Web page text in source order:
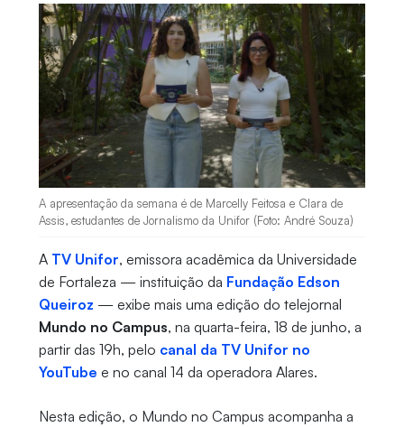
A apresentação da semana é de Marcelly Feitosa e Clara de
Assis, estudantes de Jornalismo da Unifor (Foto: André Souza)
A TV Unifor, emissora acadêmica da Universidade
de Fortaleza — instituição da Fundação Edson
Queiroz — exibe mais uma edição do telejornal
Mundo no Campus, na quarta-feira, 18 de junho, a
partir das 19h, pelo canal da TV Unifor no
YouTube e no canal 14 da operadora Alares.
Nesta edição, o Mundo no Campus acompanha a